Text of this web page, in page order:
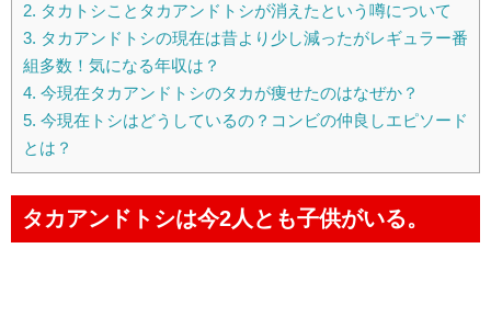
2. タカトシことタカアンドトシが消えたという噂について
3. タカアンドトシの現在は昔より少し減ったがレギュラー番
組多数！気になる年収は？
4. 今現在タカアンドトシのタカが痩せたのはなぜか？
5. 今現在トシはどうしているの？コンビの仲良しエピソード
とは？
タカアンドトシは今2人とも子供がいる。